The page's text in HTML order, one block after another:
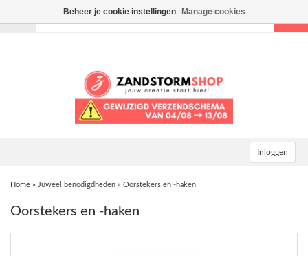
Inloggen
Home » Juweel benodigdheden » Oorstekers en -haken
Oorstekers en -haken
Beheer je cookie instellingen Manage cookies